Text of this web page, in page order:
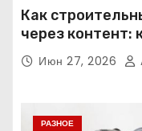
Как
через контент:
Июн 27, 2026
РАЗНОЕ